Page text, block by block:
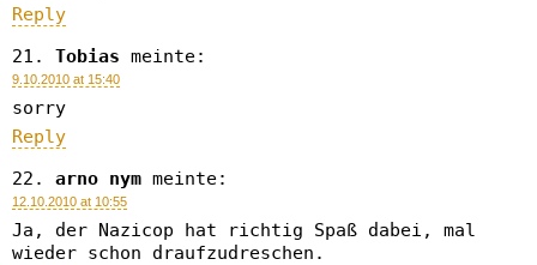
Reply
Tobias meinte:
9.10.2010 at 15:40
sorry
Reply
arno nym meinte:
12.10.2010 at 10:55
Ja, der Nazicop hat richtig Spaß dabei, mal
wieder schon draufzudreschen.